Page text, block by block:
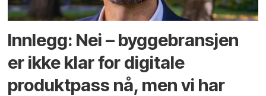
Innlegg: Nei – byggebransjen
er ikke klar for digitale
produktpass nå, men vi har